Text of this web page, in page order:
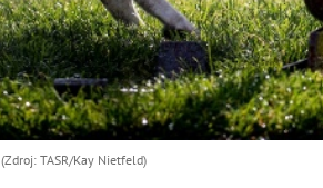
(Zdroj: TASR/Kay Nietfeld)